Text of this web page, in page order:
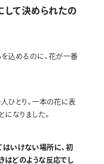
して決められたの
込めるのに、花が一番
ひとり、一本の花に表
になりました。
はいけない場所に、初
はどのような反応でし